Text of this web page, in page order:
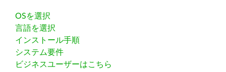
OSを選択
言語を選択
インストール手順
システム要件
ビジネスユーザーはこちら